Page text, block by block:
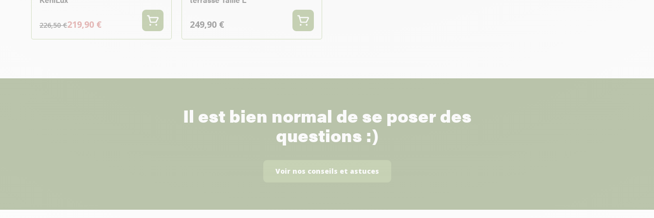
226,50 €219,90 € 249,90 €
Il est bien normal de se poser des
questions :)
Voir nos conseils et astuces